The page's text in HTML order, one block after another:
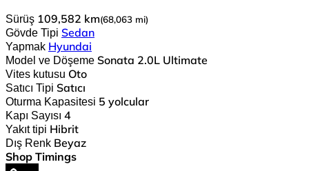
Sürüş 109,582 km(68,063 mi)
Gövde Tipi Sedan
Yapmak Hyundai
Model ve Döşeme Sonata 2.0L Ultimate
Vites kutusu Oto
Satıcı Tipi Satıcı
Oturma Kapasitesi 5 yolcular
Kapı Sayısı 4
Yakıt tipi Hibrit
Dış Renk Beyaz
Shop Timings